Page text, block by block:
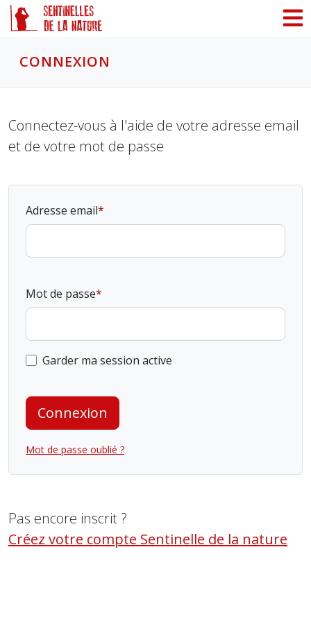
CONNEXION
Connectez-vous à l'aide de votre adresse email
et de votre mot de passe
Adresse email
Mot de passe
Garder ma session active
Connexion
Mot de passe oublié ?
Pas encore inscrit ?
Créez votre compte Sentinelle de la nature
Panneau de gestion des cookies